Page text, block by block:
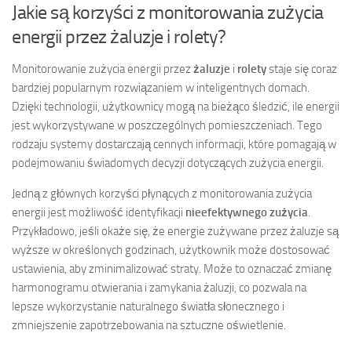
Jakie są korzyści z monitorowania zużycia
energii przez żaluzje i rolety?
Monitorowanie zużycia energii przezżaluzje i roletystaje się coraz
bardziej popularnym rozwiązaniem w inteligentnych domach.
Dzięki technologii, użytkownicy mogą na bieżąco śledzić, ile energii
jest wykorzystywane w poszczególnych pomieszczeniach. Tego
rodzaju systemy dostarczają cennych informacji, które pomagają w
podejmowaniu świadomych decyzji dotyczących zużycia energii.
Jedną z głównych korzyści płynących z monitorowania zużycia
energii jest możliwość identyfikacji nieefektywnego zużycia.
Przykładowo, jeśli okaże się, że energie zużywane przez żaluzje są
wyższe w określonych godzinach, użytkownik może dostosować
ustawienia, aby zminimalizować straty. Może to oznaczać zmianę
harmonogramu otwierania i zamykania żaluzji, co pozwala na
lepsze wykorzystanie naturalnego światła słonecznego i
zmniejszenie zapotrzebowania na sztuczne oświetlenie.